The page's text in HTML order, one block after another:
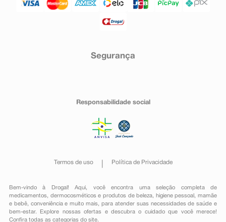
Segurança
Responsabilidade social
Termos de uso Política de Privacidade
Bem-vindo à Drogal! Aqui, você encontra uma seleção completa de
medicamentos , dermocosméticos e produtos de beleza, higiene pessoal ,mamãe
e bebê, conveniênciae muito mais, para atender suas necessidades de saúde e
bem-estar. Explore nossas ofertas e descubra o cuidado que você merece!
Confira todas as categorias do site.